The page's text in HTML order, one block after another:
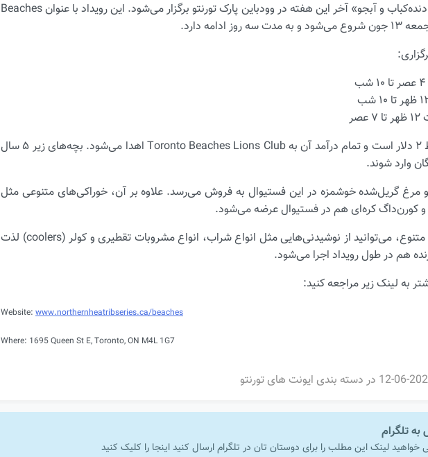
فستیوال بزرگ «دنده‌کباب و آبجو» آخر این هفته در وودباین پارک تورنتو برگزار می‌شود. این رویداد با عنوان Beaches
بلیط ورودی فقط ۲ دلار است و تمام درآمد آن به Toronto Beaches Lions Club اهدا می‌شود. بچه‌های زیر ۵ سال
وارد شوند.
و مرغ گریل‌شده خوشمزه در این فستیوال به فروش می‌رسد. علاوه بر آن، خوراکی‌های متنوعی مثل
و کورن‌داگ کره‌ای هم در فستیوال عرضه می‌شود.
در کنار آبجوهای متنوع، می‌توانید از نوشیدنی‌هایی مثل انواع شراب، انواع مشروبات تقطیری و کولر (coolers) لذت
هم در طول رویداد اجرا می‌شود.
به لینک زیر مراجعه کنید:
Website: www.northernheatribseries.ca/beaches
Where: 1695 Queen St E, Toronto, ON M4L 1G7
2025- در دسته بندی ایونت های تورنتو
به تلگرام
خواهید لینک این مطلب را برای دوستان تان در تلگرام ارسال کنید اینجا را کلیک کنید